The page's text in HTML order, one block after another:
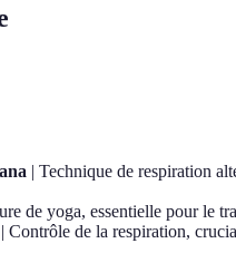
| Technique de respiration
de yoga, essentielle pour le
| Contrôle de la respiration,